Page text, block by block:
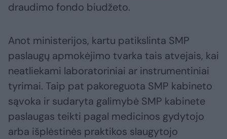
draudimo fondo biudžeto.
Anot ministerijos, kartu patikslinta SMP
paslaugų apmokėjimo tvarka tais atvejais, kai
neatliekami laboratoriniai ar instrumentiniai
tyrimai. Taip pat pakoreguota SMP kabineto
sąvoka ir sudaryta galimybė SMP kabinete
paslaugas teikti pagal medicinos gydytojo
arba išplėstinės praktikos slaugytojo